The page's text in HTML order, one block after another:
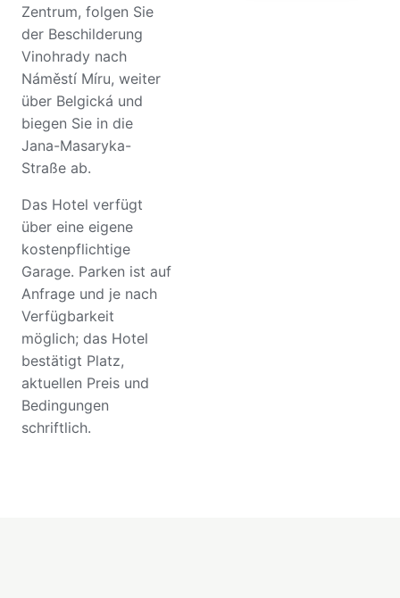
Zentrum, folgen Sie
der Beschilderung
Vinohrady nach
Náměstí Míru, weiter
über Belgická und
biegen Sie in die
Jana-Masaryka-
Straße ab.
Das Hotel verfügt
über eine eigene
kostenpflichtige
Garage. Parken ist auf
Anfrage und je nach
Verfügbarkeit
möglich; das Hotel
bestätigt Platz,
aktuellen Preis und
Bedingungen
schriftlich.